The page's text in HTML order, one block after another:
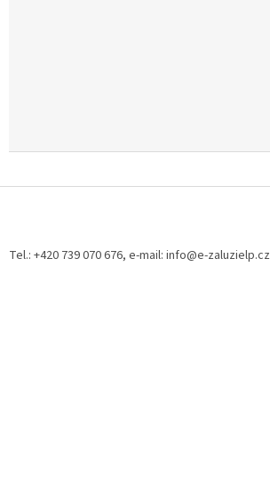
Tel.: +420 739 070 676, e-mail: info@e-zaluzielp.cz